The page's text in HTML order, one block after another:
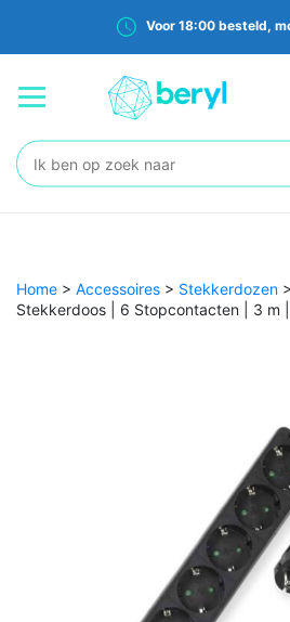
Voor 18:00 besteld,
Zoeken:
Home > Accessoires > Stekkerdozen >
Stekkerdoos | 6 Stopcontacten | 3 m